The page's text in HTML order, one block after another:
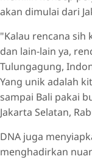
akan dimulai dari
"Kalau rencana sih
dan lain-lain ya,
Tulungagung,
Yang unik adalah
sampai Bali pakai
Jakarta Selatan,
DNA juga
menghadirkan